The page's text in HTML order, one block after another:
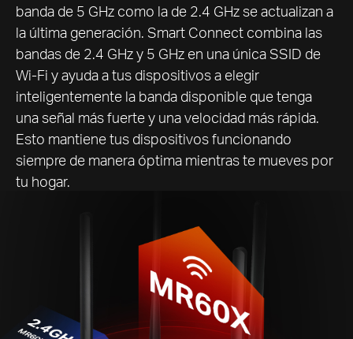
banda de 5 GHz como la de 2.4 GHz se actualizan a
la última generación. Smart Connect combina las
bandas de 2.4 GHz y 5 GHz en una única SSID de
Wi-Fi y ayuda a tus dispositivos a elegir
inteligentemente la banda disponible que tenga
una señal más fuerte y una velocidad más rápida.
Esto mantiene tus dispositivos funcionando
siempre de manera óptima mientras te mueves por
tu hogar.